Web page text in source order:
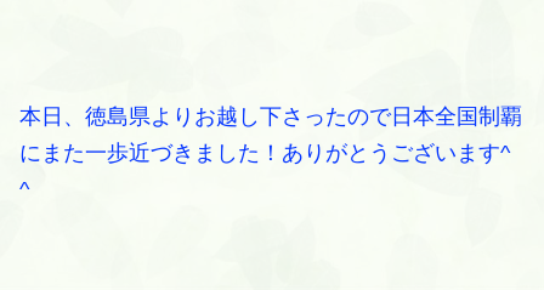
本日、徳島県よりお越し下さったので日本全国制覇
にまた一歩近づきました！ありがとうございます^
^